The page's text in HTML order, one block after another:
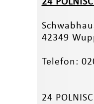
42349
Telefon:
24